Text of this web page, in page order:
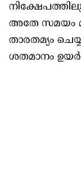
അതേ സമയം
താരതമ്യം
ശതമാനം